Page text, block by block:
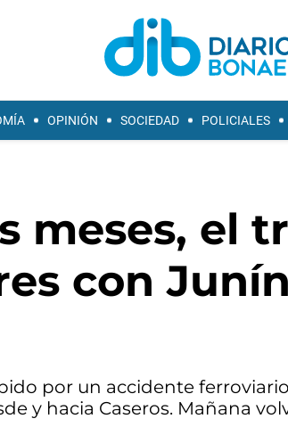
OPINIÓN SOCIEDAD POLICIALES
meses, el
con
por un accidente
y hacia Caseros. Mañana